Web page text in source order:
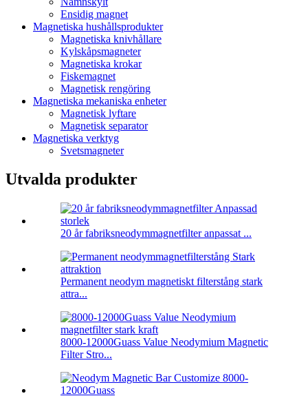
Ensidig magnet
Magnetiska hushållsprodukter
Magnetiska knivhållare
Kylskåpsmagneter
Magnetiska krokar
Fiskemagnet
Magnetisk rengöring
Magnetiska mekaniska enheter
Magnetisk lyftare
Magnetisk separator
Magnetiska verktyg
Svetsmagneter
Utvalda produkter
20 år fabriksneodymmagnetfilter anpassat ...
Permanent neodym magnetiskt filterstång stark
attra...
8000-12000Guass Value Neodymium Magnetic
Filter Stro...